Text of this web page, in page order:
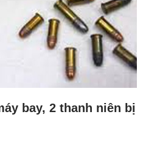
bay, 2 thanh niên bị